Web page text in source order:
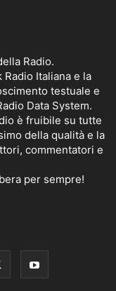
Radio.
Italiana e la
testuale e
Data System.
è fruibile su tutte
della qualità e la
commentatori e
per sempre!